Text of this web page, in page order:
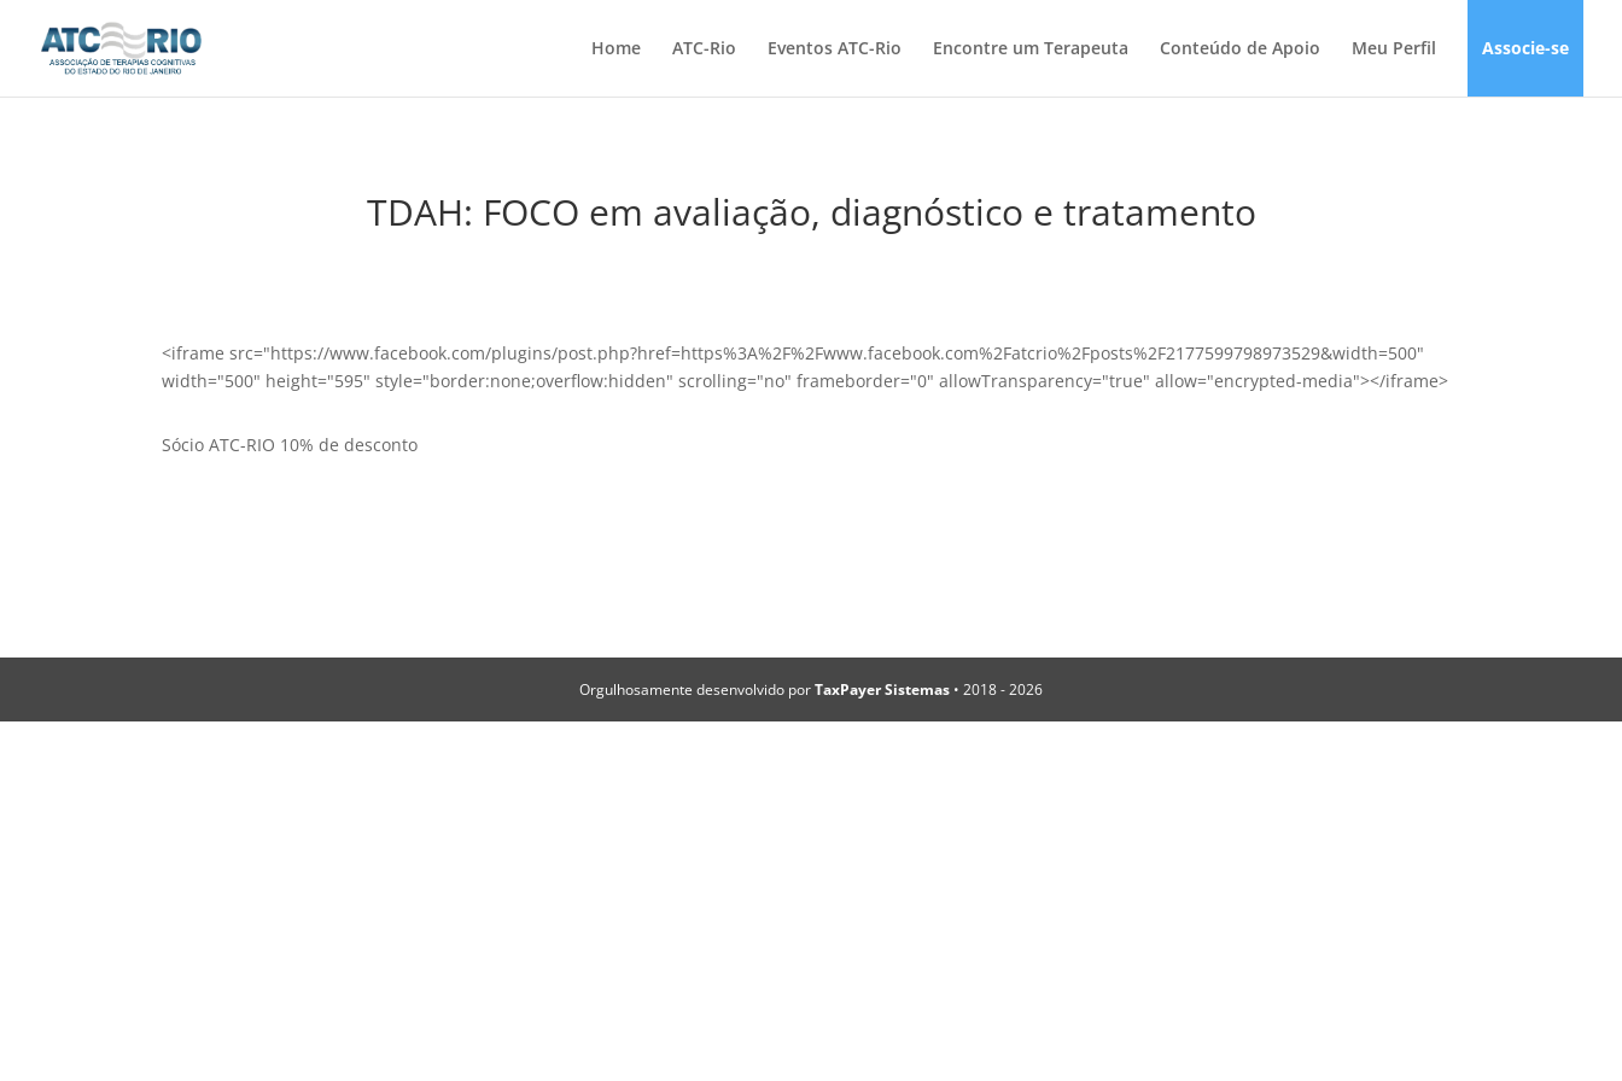
Home ATC-Rio Eventos ATC-Rio Encontre um Terapeuta Conteúdo de Apoio Meu Perfil Associe-se
TDAH: FOCO em avaliação, diagnóstico e tratamento
<iframe src="https://www.facebook.com/plugins/post.php?href=https%3A%2F%2Fwww.facebook.com%2Fatcrio%2Fposts%2F2177599798973529&width=500"
width="500" height="595" style="border:none;overflow:hidden" scrolling="no" frameborder="0" allowTransparency="true" allow="encrypted-media"></iframe>
Sócio ATC-RIO 10% de desconto
Orgulhosamente desenvolvido porTaxPayer Sistemas • 2018 -2026